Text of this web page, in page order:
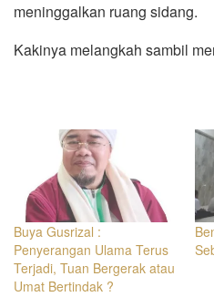
meninggalkan ruang sidang.
Kakinya melangkah sambil
Buya Gusrizal :
Penyerangan Ulama Terus
Terjadi, Tuan Bergerak atau
Umat Bertindak ?